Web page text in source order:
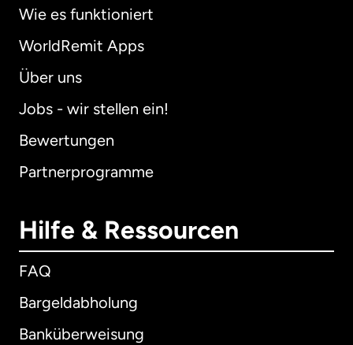
Wie es funktioniert
WorldRemit Apps
Über uns
Jobs - wir stellen ein!
Bewertungen
Partnerprogramme
Hilfe & Ressourcen
FAQ
Bargeldabholung
Banküberweisung